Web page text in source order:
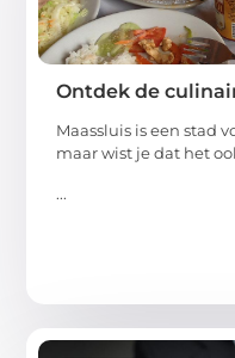
Ontdek de
Maassluis is een stad
maar wist je dat het
...